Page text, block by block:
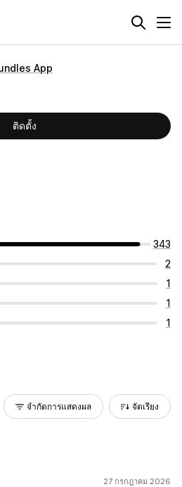
App
ติดตั้ง
343
2
1
1
1
จำกัดการแสดงผล จัดเรียง
27 กรกฎาคม 2026